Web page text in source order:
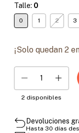
Talle: 0
0 1 2 3
¡Solo quedan 2
2 disponibles
Devoluciones
Hasta 30 días